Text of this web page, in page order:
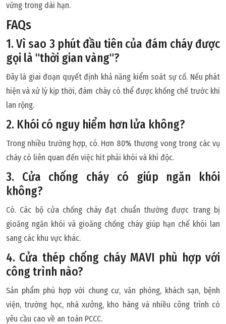
vững trong dài hạn.
FAQs
1. Vì sao 3 phút đầu tiên của đám cháy được
gọi là "thời gian vàng"?
Đây là giai đoạn quyết định khả năng kiểm soát sự cố. Nếu phát
hiện và xử lý kịp thời, đám cháy có thể được khống chế trước khi
lan rộng.
2. Khói có nguy hiểm hơn lửa không?
Trong nhiều trường hợp, có. Hơn 80% thương vong trong các vụ
cháy có liên quan đến việc hít phải khói và khí độc.
3. Cửa chống cháy có giúp ngăn khói
không?
Có. Các bộ cửa chống cháy đạt chuẩn thường được trang bị
gioăng ngăn khói và gioăng chống cháy giúp hạn chế khói lan
sang các khu vực khác.
4. Cửa thép chống cháy MAVI phù hợp với
công trình nào?
Sản phẩm phù hợp với chung cư, văn phòng, khách sạn, bệnh
viện, trường học, nhà xưởng, kho hàng và nhiều công trình có
yêu cầu cao về an toàn PCCC.